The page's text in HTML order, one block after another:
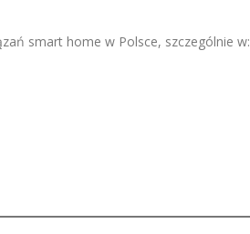
smart home w Polsce, szczególnie w: